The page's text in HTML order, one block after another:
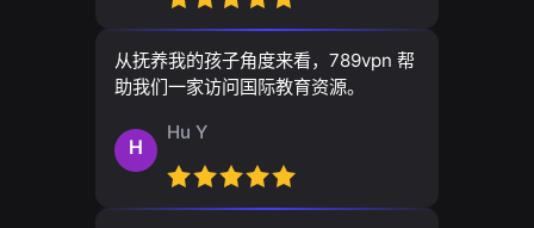
从抚养我的孩子角度来看，789vpn 帮
助我们一家访问国际教育资源。
H
Hu Y